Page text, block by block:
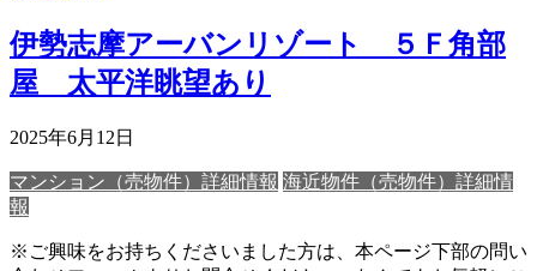
伊勢志摩アーバンリゾート ５Ｆ角部
屋 太平洋眺望あり
2025年6月12日
マンション（売物件）詳細情報 海近物件（売物件）詳細情
報
※ご興味をお持ちくださいました方は、本ページ下部の問い